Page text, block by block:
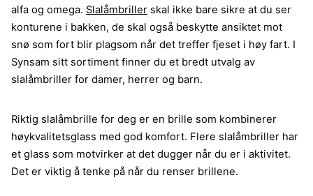
alfa og omega. Slalåmbriller skal ikke bare sikre at du ser
konturene i bakken, de skal også beskytte ansiktet mot
snø som fort blir plagsom når det treffer fjeset i høy fart. I
Synsam sitt sortiment finner du et bredt utvalg av
slalåmbriller for damer, herrer og barn.
Riktig slalåmbrille for deg er en brille som kombinerer
høykvalitetsglass med god komfort. Flere slalåmbriller har
et glass som motvirker at det dugger når du er i aktivitet.
Det er viktig å tenke på når du renser brillene.